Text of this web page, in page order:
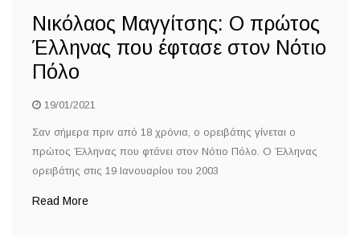
Νικόλαος Μαγγίτσης: Ο πρώτος
Έλληνας που έφτασε στον Νότιο
Πόλο
19/01/2021
Σαν σήμερα πριν από 18 χρόνια, ο ορειβάτης γίνεται ο
πρώτος Έλληνας που φτάνει στον Νότιο Πόλο. Ο Έλληνας
ορειβάτης στις 19 Ιανουαρίου του 2003
Read More